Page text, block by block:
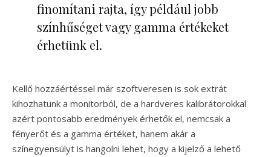
finomítani rajta, így például jobb
színhűséget vagy gamma értékeket
érhetünk el.
Kellő hozzáértéssel már szoftveresen is sok extrát
kihozhatunk a monitorból, de a hardveres kalibrátorokkal
azért pontosabb eredmények érhetők el, nemcsak a
fényerőt és a gamma értéket, hanem akár a
színegyensúlyt is hangolni lehet, hogy a kijelző a lehető